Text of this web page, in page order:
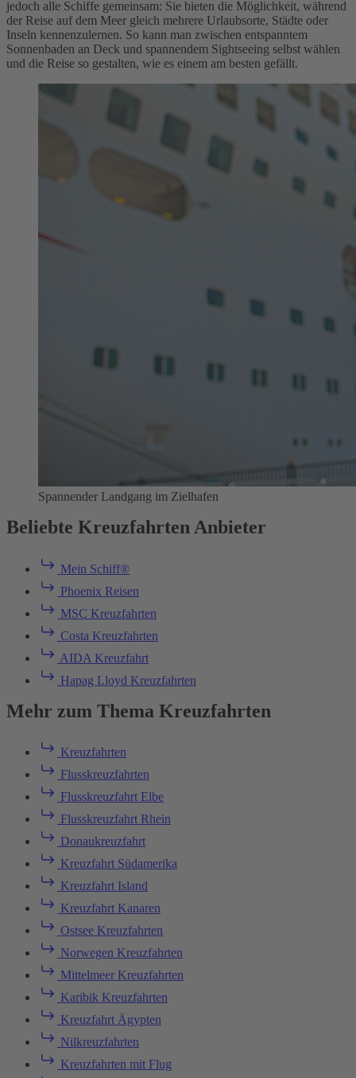
jedoch alle Schiffe gemeinsam: Sie bieten die Möglichkeit, während
der Reise auf dem Meer gleich mehrere Urlaubsorte, Städte oder
Inseln kennenzulernen. So kann man zwischen entspanntem
Sonnenbaden an Deck und spannendem Sightseeing selbst wählen
und die Reise so gestalten, wie es einem am besten gefällt.
Spannender Landgang im Zielhafen
Beliebte Kreuzfahrten Anbieter
Mein Schiff®
Phoenix Reisen
MSC Kreuzfahrten
Costa Kreuzfahrten
AIDA Kreuzfahrt
Hapag Lloyd Kreuzfahrten
Mehr zum Thema Kreuzfahrten
Kreuzfahrten
Flusskreuzfahrten
Flusskreuzfahrt Elbe
Flusskreuzfahrt Rhein
Donaukreuzfahrt
Kreuzfahrt Südamerika
Kreuzfahrt Island
Kreuzfahrt Kanaren
Ostsee Kreuzfahrten
Norwegen Kreuzfahrten
Mittelmeer Kreuzfahrten
Karibik Kreuzfahrten
Kreuzfahrt Ägypten
Nilkreuzfahrten
Kreuzfahrten mit Flug